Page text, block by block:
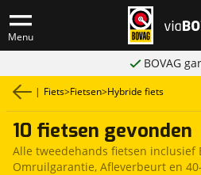
Menu
BOVAG
| Fiets>Fietsen>Hybride fiets
10 fietsen gevonden
Alle tweedehands fietsen inclusief
Omruilgarantie, Afleverbeurt en